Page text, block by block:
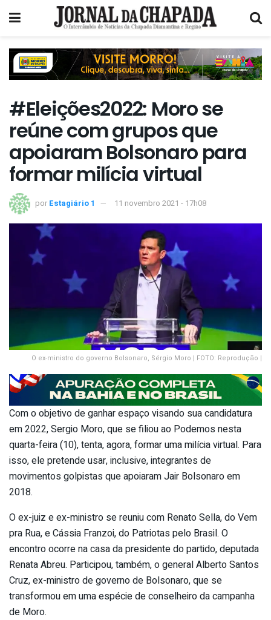
#Eleições2022: Moro se
reúne com grupos que
apoiaram Bolsonaro para
formar milícia virtual
por Estagiário 1 11 novembro 2021 - 17h08
O ex-ministro do governo Bolsonaro, Sérgio Moro | FOTO: Reprodução |
Com o objetivo de ganhar espaço visando sua candidatura
em 2022, Sergio Moro, que se filiou ao Podemos nesta
quarta-feira (10), tenta, agora, formar uma milícia virtual. Para
isso, ele pretende usar, inclusive, integrantes de
movimentos golpistas que apoiaram Jair Bolsonaro em
2018.
O ex-juiz e ex-ministro se reuniu com Renato Sella, do Vem
pra Rua, e Cássia Franzoi, do Patriotas pelo Brasil. O
encontro ocorre na casa da presidente do partido, deputada
Renata Abreu. Participou, também, o general Alberto Santos
Cruz, ex-ministro de governo de Bolsonaro, que se
transformou em uma espécie de conselheiro da campanha
de Moro.